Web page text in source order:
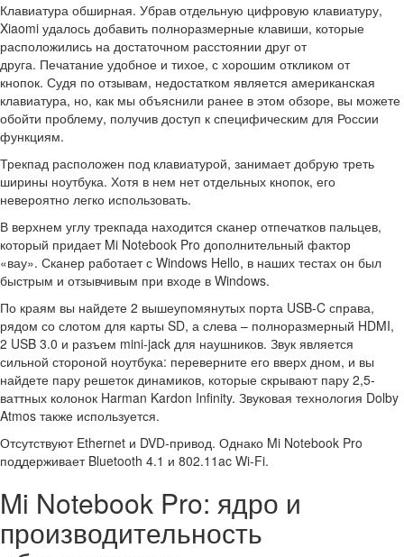
Клавиатура обширная. Убрав отдельную цифровую клавиатуру,
Xiaomi удалось добавить полноразмерные клавиши, которые
расположились на достаточном расстоянии друг от
друга. Печатание удобное и тихое, с хорошим откликом от
кнопок. Судя по отзывам, недостатком является американская
клавиатура, но, как мы объяснили ранее в этом обзоре, вы можете
обойти проблему, получив доступ к специфическим для России
функциям.
Трекпад расположен под клавиатурой, занимает добрую треть
ширины ноутбука. Хотя в нем нет отдельных кнопок, его
невероятно легко использовать.
В верхнем углу трекпада находится сканер отпечатков пальцев,
который придает Mi Notebook Pro дополнительный фактор
«вау». Сканер работает с Windows Hello, в наших тестах он был
быстрым и отзывчивым при входе в Windows.
По краям вы найдете 2 вышеупомянутых порта USB-C справа,
рядом со слотом для карты SD, а слева – полноразмерный HDMI,
2 USB 3.0 и разъем mini-jack для наушников. Звук является
сильной стороной ноутбука: переверните его вверх дном, и вы
найдете пару решеток динамиков, которые скрывают пару 2,5-
ваттных колонок Harman Kardon Infinity. Звуковая технология Dolby
Atmos также используется.
Отсутствуют Ethernet и DVD-привод. Однако Mi Notebook Pro
поддерживает Bluetooth 4.1 и 802.11ac Wi-Fi.
Mi Notebook Pro: ядро ​​и
производительность